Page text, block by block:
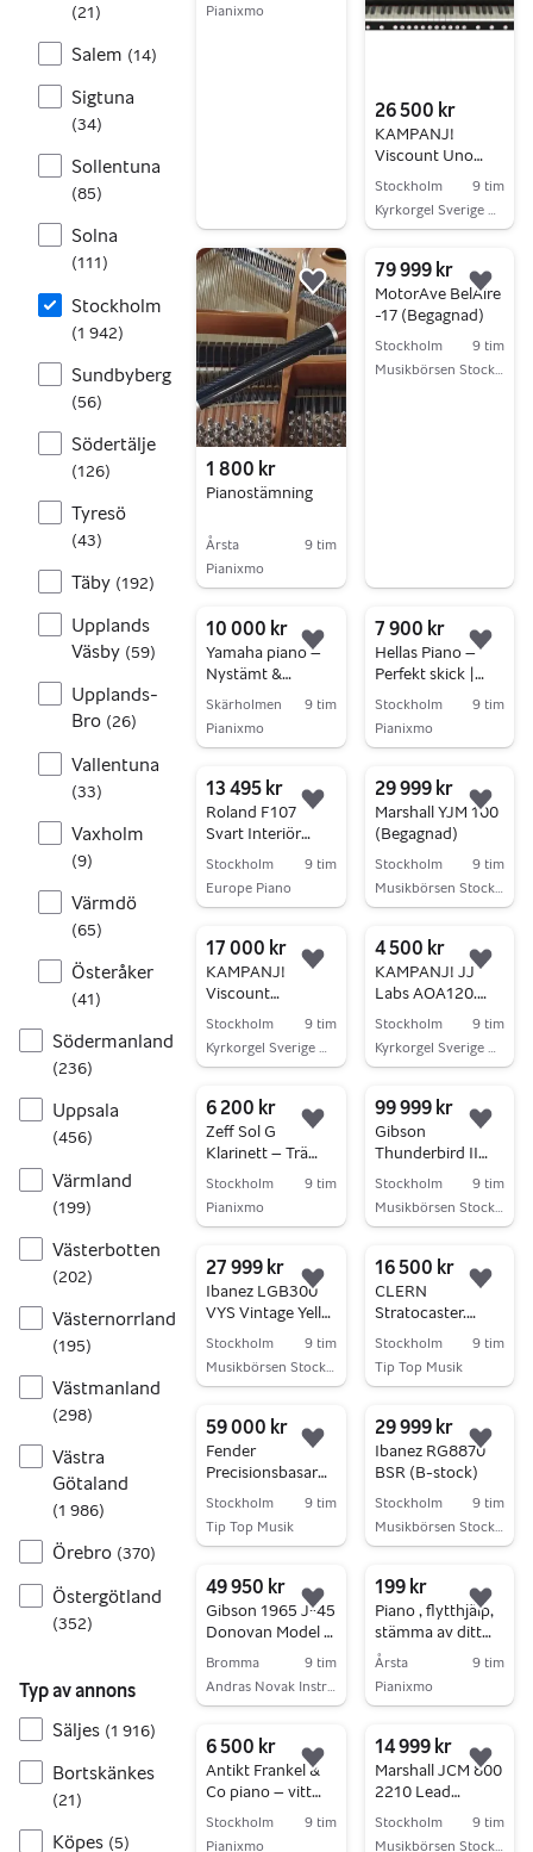
(21)
Salem (14)
Sigtuna
(34)
Sollentuna
(85)
Solna
(111)
Stockholm
(1 942)
Sundbyberg
(56)
Södertälje
(126)
Tyresö
(43)
Täby (192)
Upplands
Väsby (59)
Upplands-
Bro (26)
Vallentuna
(33)
Vaxholm
(9)
Värmdö
(65)
Österåker
(41)
Södermanland
(236)
Uppsala
(456)
Värmland
(199)
Västerbotten
(202)
Västernorrland
(195)
Västmanland
(298)
Västra
Götaland
(1 986)
Örebro (370)
Östergötland
(352)
Typ av annons
Säljes (1 916)
Bortskänkes
(21)
Köpes (5)
Pianixmo
26 500 kr
KAMPANJ!
Viscount Uno
plus - portabel
KAMPANJ!
Stockholm
9 tim
Kyrkorgel Sverige AB
1 800 kr
Pianostämning
Årsta
9 tim
Pianixmo
Lägg till i favoriter.
79 999 kr
MotorAve BelAire
-17 (Begagnad)
Stockholm
9 tim
Musikbörsen Stockholm
10 000 kr
Yamaha piano –
Nystämt &
transport ingår
Skärholmen
9 tim
Pianixmo
Lägg till i favoriter.
7 900 kr
Hellas Piano –
Perfekt skick |
Transport &
Stockholm
9 tim
Pianixmo
13 495 kr
Roland F107
Svart Interiör
Krakki Pianopaket
Stockholm
9 tim
Europe Piano
Lägg till i favoriter.
29 999 kr
Marshall YJM 100
(Begagnad)
Stockholm
9 tim
Musikbörsen Stockholm
17 000 kr
KAMPANJ!
Viscount
Jazzorgel Legend
Hammondklon -
Stockholm
9 tim
Kyrkorgel Sverige AB
Lägg till i favoriter.
4 500 kr
KAMPANJ! JJ
Labs AOA120.
Aktiva högtalare
keyboard.
Stockholm
9 tim
Kyrkorgel Sverige AB
6 200 kr
Zeff Sol G
Klarinett – Trä
(Helt ny /
Stockholm
9 tim
Pianixmo
Lägg till i favoriter.
99 999 kr
Gibson
Thunderbird II
-64 (Begagnad)
Stockholm
9 tim
Musikbörsen Stockholm
27 999 kr
Ibanez LGB300
VYS Vintage Yello
Sunburst (B-
Stockholm
9 tim
Musikbörsen Stockholm
Lägg till i favoriter.
16 500 kr
CLERN
Stratocaster.
Fender Custom
kvalitetsnivå. 6 st.
Stockholm
9 tim
Tip Top Musik
59 000 kr
Fender
Precisionsbasar
1972-1973
Stockholm
9 tim
Tip Top Musik
Lägg till i favoriter.
29 999 kr
Ibanez RG8870
BSR (B-stock)
Stockholm
9 tim
Musikbörsen Stockholm
49 950 kr
Gibson 1965 J-45
Donovan Model -
2014
Bromma
9 tim
Andras Novak Instrumentmakare
Lägg till i favoriter.
199 kr
Piano , flytthjälp,
stämma av ditt
pianot
Årsta
9 tim
Pianixmo
6 500 kr
Antikt Frankel &
Co piano – vitt
stående piano
Stockholm
9 tim
Pianixmo
Lägg till i favoriter.
14 999 kr
Marshall JCM 800
2210 Lead
(Begagnad)
Stockholm
9 tim
Musikbörsen Stockholm